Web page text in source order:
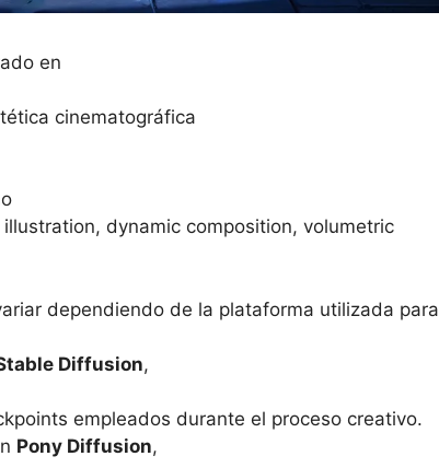
en
cinematográfica
dynamic composition, volumetric
dependiendo de la plataforma utilizada para
Diffusion,
empleados durante el proceso creativo.
Pony Diffusion,